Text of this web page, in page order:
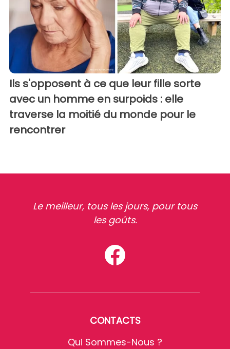
Ils s'opposent à ce que leur fille sorte
avec un homme en surpoids : elle
traverse la moitié du monde pour le
rencontrer
Le meilleur, tous les jours, pour tous
les goûts.
CONTACTS
Qui Sommes-Nous ?